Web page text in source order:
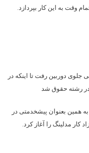
وقت به این کار بپردازد.
محلی جلوی دوربین رفت تا اینکه در
همین بعنوان پیشخدمتی در
مدلینگ را آغاز کرد.